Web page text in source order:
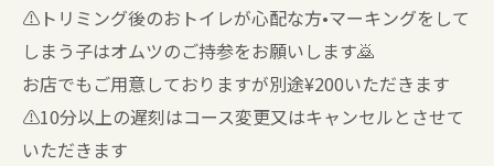
⚠️トリミング後のおトイレが心配な方•マーキングをして
しまう子はオムツのご持参をお願いします🙇
お店でもご用意しておりますが別途¥200いただきます
⚠️10分以上の遅刻はコース変更又はキャンセルとさせて
いただきます